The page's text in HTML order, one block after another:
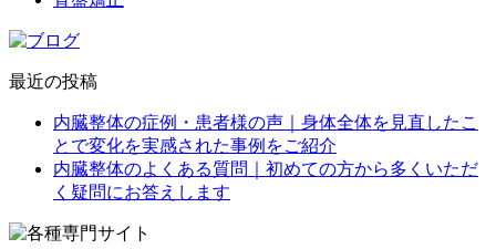
最近の投稿
内臓整体の症例・患者様の声｜身体全体を見直したこ
とで変化を実感された事例をご紹介
内臓整体のよくある質問｜初めての方から多くいただ
く疑問にお答えします